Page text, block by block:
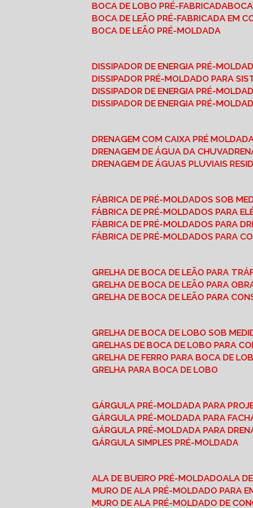
BOCA DE LOBO PRÉ-FABRICADA
BOCA DE LEÃO PRÉ-FABRICADA EM
BOCA DE LEÃO PRÉ-MOLDADA
DISSIPADOR DE ENERGIA PRÉ-
DISSIPADOR PRÉ-MOLDADO PARA
DISSIPADOR DE ENERGIA PRÉ-
DISSIPADOR DE ENERGIA PRÉ-
DRENAGEM COM CAIXA PRÉ
DRENAGEM DE ÁGUA DA CHUVA
DRENAGEM DE ÁGUAS PLUVIAIS
FÁBRICA DE PRÉ-MOLDADOS SOB
FÁBRICA DE PRÉ-MOLDADOS PARA
FÁBRICA DE PRÉ-MOLDADOS PARA
FÁBRICA DE PRÉ-MOLDADOS PARA
GRELHA DE BOCA DE LEÃO PARA
GRELHA DE BOCA DE LEÃO PARA
GRELHA DE BOCA DE LEÃO PARA
GRELHA DE BOCA DE LOBO SOB
GRELHAS DE BOCA DE LOBO PARA
GRELHA DE FERRO PARA BOCA DE
GRELHA PARA BOCA DE LOBO
GÁRGULA PRÉ-MOLDADA PARA
GÁRGULA PRÉ-MOLDADA PARA
GÁRGULA PRÉ-MOLDADA PARA
GÁRGULA SIMPLES PRÉ-MOLDADA
ALA DE BUEIRO PRÉ-MOLDADO ALA
MURO DE ALA PRÉ-MOLDADO PARA
MURO DE ALA PRÉ-MOLDADO DE